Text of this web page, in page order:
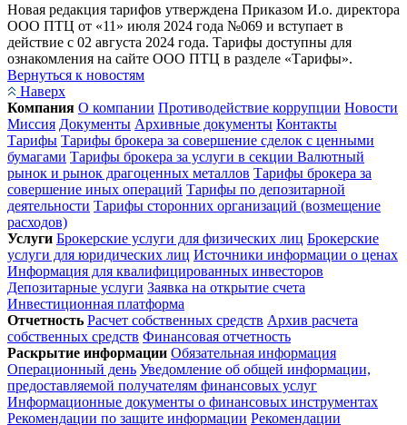
Новая редакция тарифов утверждена Приказом И.о. директора
ООО ПТЦ от «11» июля 2024 года №069 и вступает в
действие с 02 августа 2024 года. Тарифы доступны для
ознакомления на сайте ООО ПТЦ в разделе «Тарифы».
Вернуться к новостям
Наверх
Компания О компании Противодействие коррупции Новости
Миссия Документы Архивные документы Контакты
Тарифы Тарифы брокера за совершение сделок с ценными
бумагами Тарифы брокера за услуги в секции Валютный
рынок и рынок драгоценных металлов Тарифы брокера за
совершение иных операций Тарифы по депозитарной
деятельности Тарифы сторонних организаций (возмещение
расходов)
Услуги Брокерские услуги для физических лиц Брокерские
услуги для юридических лиц Источники информации о ценах
Информация для квалифицированных инвесторов
Депозитарные услуги Заявка на открытие счета
Инвестиционная платформа
Отчетность Расчет собственных средств Архив расчета
собственных средств Финансовая отчетность
Раскрытие информации Обязательная информация
Операционный день Уведомление об общей информации,
предоставляемой получателям финансовых услуг
Информационные документы о финансовых инструментах
Рекомендации по защите информации Рекомендации